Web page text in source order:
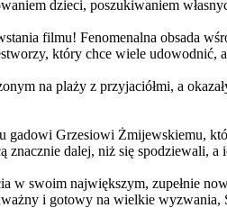
dzieci, poszukiwaniem
filmu! Fenomenalna obsada
który chce wiele udowodnić,
na plaży z przyjaciółmi, a
Grzesiowi Żmijewskiemu,
dalej, niż się spodziewali,
w swoim największym, zupełnie
i gotowy na wielkie wyzwania,